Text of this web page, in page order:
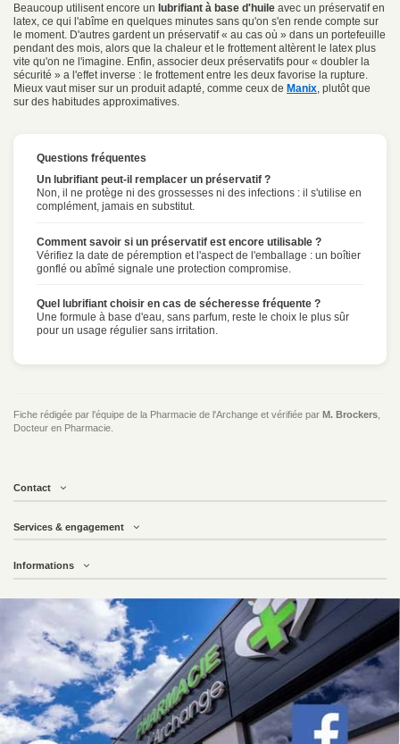
Beaucoup utilisent encore un lubrifiant à base d'huile avec un préservatif en
latex, ce qui l'abîme en quelques minutes sans qu'on s'en rende compte sur
le moment. D'autres gardent un préservatif « au cas où » dans un portefeuille
pendant des mois, alors que la chaleur et le frottement altèrent le latex plus
vite qu'on ne l'imagine. Enfin, associer deux préservatifs pour « doubler la
sécurité » a l'effet inverse : le frottement entre les deux favorise la rupture.
Mieux vaut miser sur un produit adapté, comme ceux de Manix , plutôt que
sur des habitudes approximatives.
Questions fréquentes
Un lubrifiant peut-il remplacer un préservatif ?
Non, il ne protège ni des grossesses ni des infections : il s'utilise en
complément, jamais en substitut.
Comment savoir si un préservatif est encore utilisable ?
Vérifiez la date de péremption et l'aspect de l'emballage : un boîtier
gonflé ou abîmé signale une protection compromise.
Quel lubrifiant choisir en cas de sécheresse fréquente ?
Une formule à base d'eau, sans parfum, reste le choix le plus sûr
pour un usage régulier sans irritation.
Fiche rédigée par l'équipe de la Pharmacie de l'Archange et vérifiée par M. Brockers
Docteur en Pharmacie.
Contact
Services & engagement
Informations